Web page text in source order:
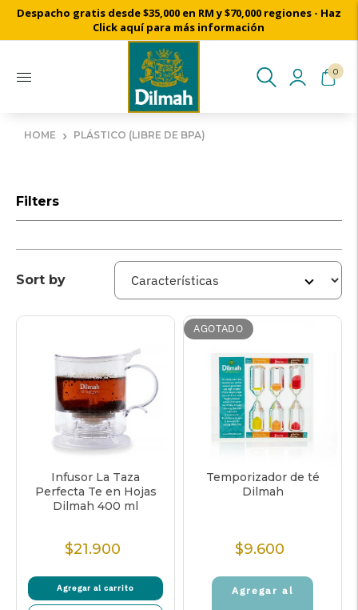
Despacho gratis desde $35,000 en RM y $70,000 regiones - Haz
Click aquí para más información
0
HOME › PLÁSTICO (LIBRE DE BPA)
Filters
Sort by
Infusor La Taza
Perfecta Te en Hojas
Dilmah 400 ml
Precio
$21.900
Agregar al carrito
AGOTADO
Temporizador de té
Dilmah
Precio
$9.600
Agregar al